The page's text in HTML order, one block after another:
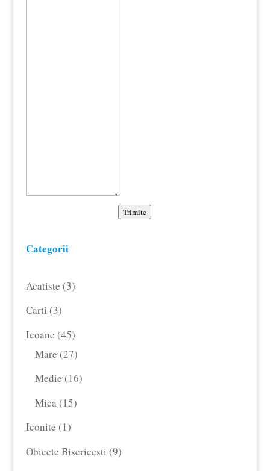
Trimite
Categorii
Acatiste 33
Carti 33
produse
Icoane 4545
de
produse
Mare 2727
de
Medie 1616
Mica 1515
Iconite 11
produs
Obiecte Bisericesti 99